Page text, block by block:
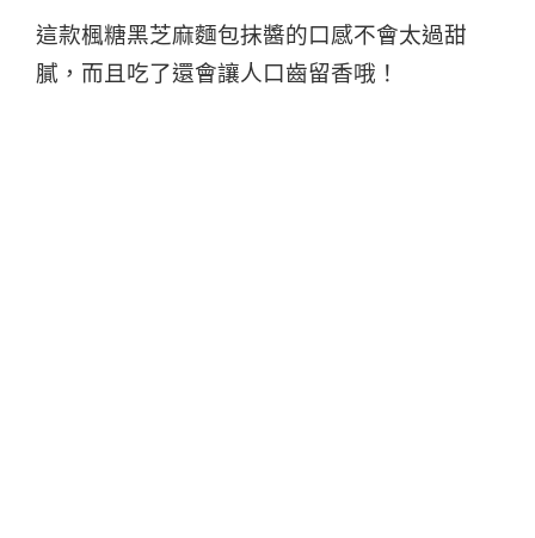
這款楓糖黑芝麻麵包抹醬的口感不會太過甜
膩，而且吃了還會讓人口齒留香哦！